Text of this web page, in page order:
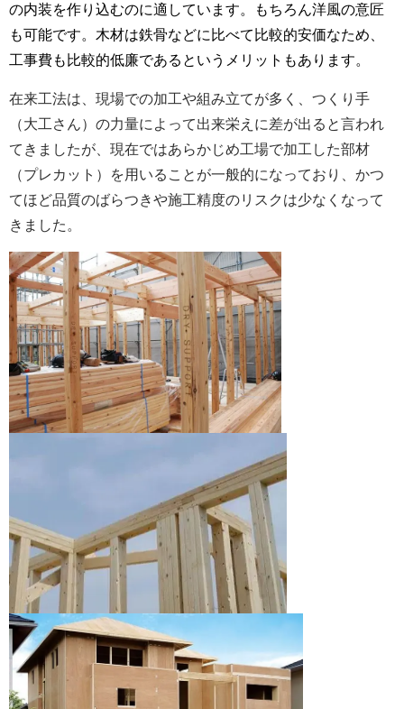
の内装を作り込むのに適しています。もちろん洋風の意匠
も可能です。木材は鉄骨などに比べて比較的安価なため、
工事費も比較的低廉であるというメリットもあります。
在来工法は、現場での加工や組み立てが多く、つくり手
（大工さん）の力量によって出来栄えに差が出ると言われ
てきましたが、現在ではあらかじめ工場で加工した部材
（プレカット）を用いることが一般的になっており、かつ
てほど品質のばらつきや施工精度のリスクは少なくなって
きました。